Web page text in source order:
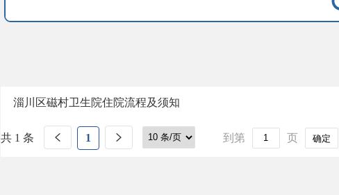
淄川区磁村卫生院住院流程及须知
共 1 条 1 到第 页 确定